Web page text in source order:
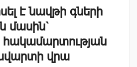
է նավթի գների
մասին`
հակամարտության
վրա